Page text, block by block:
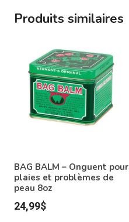
Produits similaires
BAG BALM – Onguent pour
plaies et problèmes de
peau 8oz
24,99$